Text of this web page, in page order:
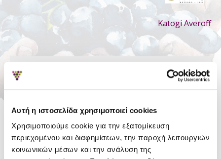
Αυτή η ιστοσελίδα χρησιμοποιεί cookies
Χρησιμοποιούμε cookie για την εξατομίκευση
περιεχομένου και διαφημίσεων, την παροχή λειτουργιών
κοινωνικών μέσων και την ανάλυση της
Katogi Averoff
Varietal wine
Region
Metsovo Wines
Variety
Cabernet Sauvignon,Merlot,
Agiorgitiko